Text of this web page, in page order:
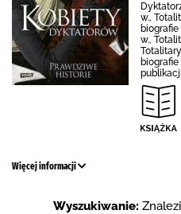
w.,
biografie
w.,
biografie
Więcej informacji
Wyszukiwanie: